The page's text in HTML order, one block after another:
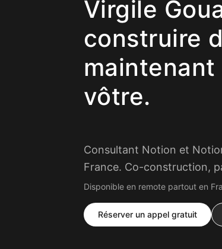
Virgile
construire
vôtre.
Consultant Notion et
France. Co-construction,
Disponible en remote partout en
Réserver un appel gratuit